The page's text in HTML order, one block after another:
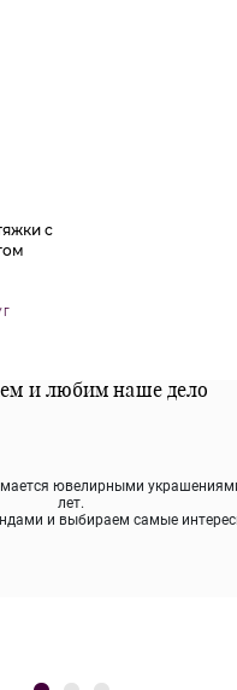
с
и любим наше дело
ювелирными
лет.
и выбираем самые
гипоалергенны
(родий, ювелирный сплав),
и свинца — это исключает
перед покупкой
примеряйте украшения,
остальные заберёт курьер.